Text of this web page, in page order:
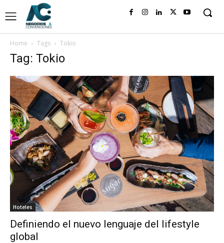
Home Tags Tokio
Tag: Tokio
Hoteles
Definiendo el nuevo lenguaje del lifestyle
global